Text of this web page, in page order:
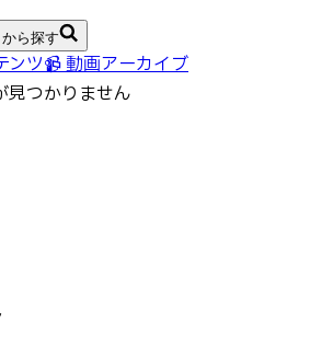
ら探す
ンツ📹 動画アーカイブ
見つかりません